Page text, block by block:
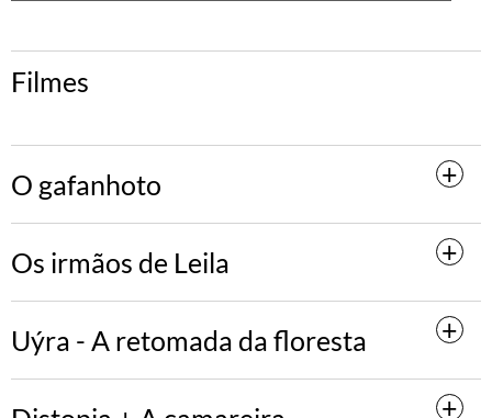
Filmes
O gafanhoto
Os irmãos de Leila
Uýra - A retomada da floresta